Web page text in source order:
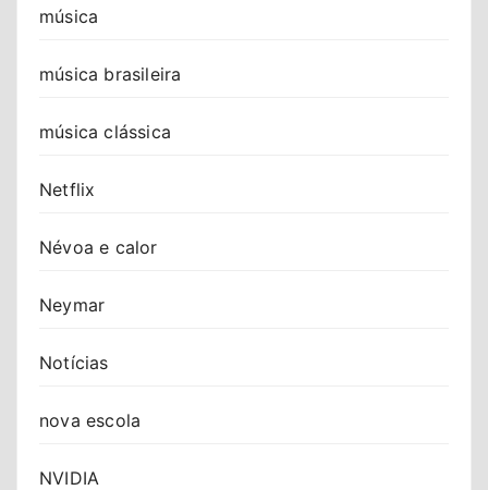
música
música brasileira
música clássica
Netflix
Névoa e calor
Neymar
Notícias
nova escola
NVIDIA